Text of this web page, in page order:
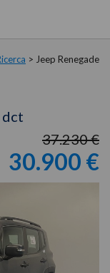
> Jeep Renegade
dct
37.230 €
30.900 €